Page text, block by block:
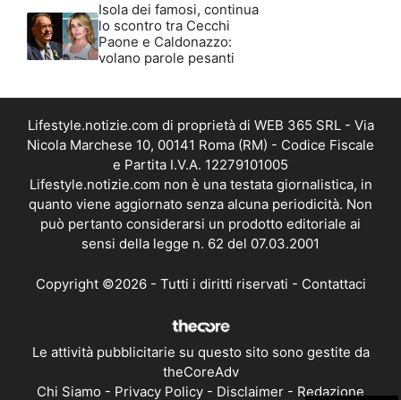
Isola dei famosi, continua
lo scontro tra Cecchi
Paone e Caldonazzo:
volano parole pesanti
Lifestyle.notizie.com di proprietà di WEB 365 SRL - Via
Nicola Marchese 10, 00141 Roma (RM) - Codice Fiscale
e Partita I.V.A. 12279101005
Lifestyle.notizie.com non è una testata giornalistica, in
quanto viene aggiornato senza alcuna periodicità. Non
può pertanto considerarsi un prodotto editoriale ai
sensi della legge n. 62 del 07.03.2001
Copyright ©2026 - Tutti i diritti riservati - Contattaci
Le attività pubblicitarie su questo sito sono gestite da
theCoreAdv
Chi Siamo - Privacy Policy - Disclaimer - Redazione